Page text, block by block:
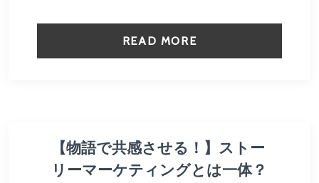
READ MORE
【物語で共感させる！】ストー
リーマーケティングとは一体？